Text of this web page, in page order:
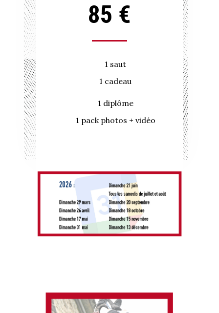
85 €
1 saut
1 cadeau
1 diplôme
1 pack photos + vidéo